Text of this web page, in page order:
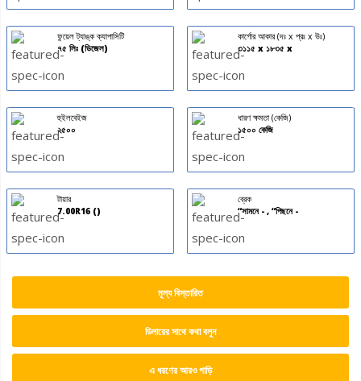
ফুয়েল ট্যাঙ্ক ক্যাপাসিটি
৭৫ লিঃ (ডিজেল)
কার্গোর আকার (দঃ x প্রঃ x উঃ)
৩১১৫ x ১৮৩৫ x
হুইলবেইজ
২৫০০
ধারণ ক্ষমতা (কেজি)
১৫০০ কেজি
টায়ার
7.00R16 ()
ব্রেক
“সামনে - , “পিছনে -
মূল্য বিস্তারিত
ডিলারের সাথে কথা বলুন
এ ধরণের আরও গাড়ি